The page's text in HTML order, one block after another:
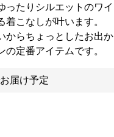
ったりシルエットのワイ
こなしが叶います。
からちょっとしたお出か
定番アイテムです。
届け予定